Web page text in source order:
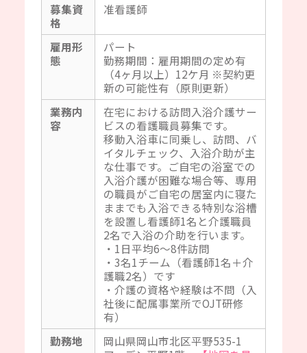
募集資
格
准看護師
雇用形
態
パート
勤務期間：雇用期間の定め有
（4ヶ月以上）12ケ月 ※契約更
新の可能性有（原則更新）
業務内
容
在宅における訪問入浴介護サー
ビスの看護職員募集です。
移動入浴車に同乗し、訪問、バ
イタルチェック、入浴介助が主
な仕事です。ご自宅の浴室での
入浴介護が困難な場合等、専用
の職員がご自宅の居室内に寝た
ままでも入浴できる特別な浴槽
を設置し看護師1名と介護職員
2名で入浴の介助を行います。
・1日平均6～8件訪問
・3名1チーム（看護師1名＋介
護職2名）です
・介護の資格や経験は不問（入
社後に配属事業所でOJT研修
有）
勤務地
岡山県岡山市北区平野535-1